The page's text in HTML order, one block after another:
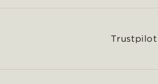
Trustpilot